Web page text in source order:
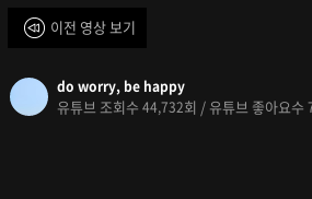
이전 영상 보기
do worry, be happy
유튜브 조회수 44,732회 / 유튜브 좋아요수